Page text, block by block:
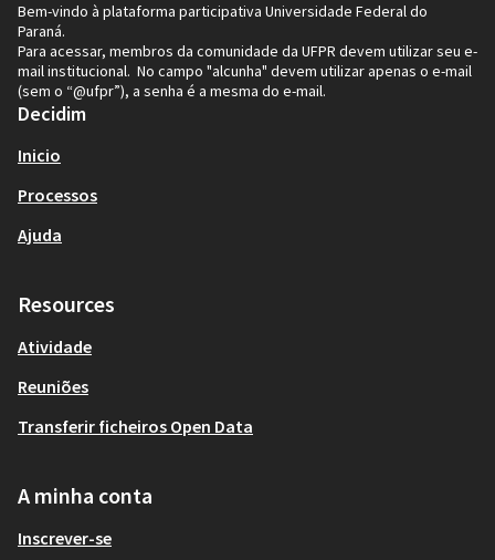
Bem-vindo à plataforma participativa Universidade Federal do
Paraná.
Para acessar, membros da comunidade da UFPR devem utilizar seu e-
mail institucional. No campo "alcunha" devem utilizar apenas o e-mail
(sem o “@ufpr”), a senha é a mesma do e-mail.
Decidim
Inicio
Processos
Ajuda
Resources
Atividade
Reuniões
Transferir ficheiros Open Data
A minha conta
Inscrever-se